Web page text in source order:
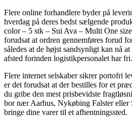
Flere online forhandlere byder på
hverdag på deres bedst sælgende
color – 5 stk – Sui Ava – Multi One
forudsat at ordren gennemføres forud
således at de højst sandsynligt kan nå
afsted forinden logistikpersonalet har fri.
Flere internet selskaber sikrer portofri
er det forudsat at der bestilles for et
du gribe den mest prisbevidste
bor nær Aarhus, Nykøbing Falster eller
bringe dine varer til et afhentningssted.